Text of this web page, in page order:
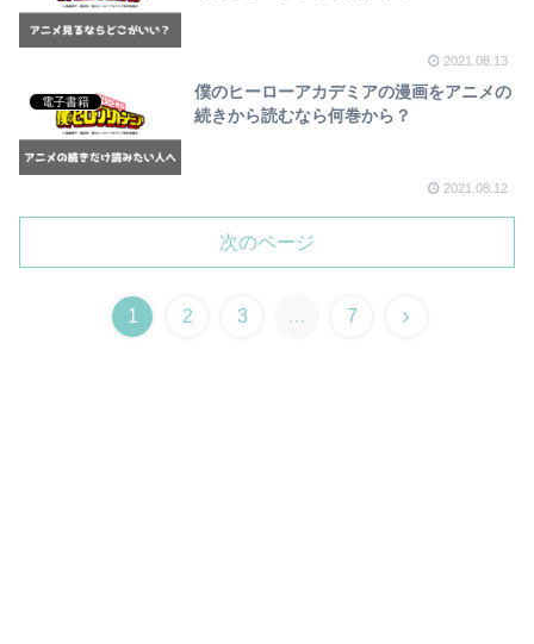
2021.08.13
電子書籍
僕のヒーローアカデミアの漫画をアニメの
続きから読むなら何巻から？
2021.08.12
次のページ
1 2 3 … 7